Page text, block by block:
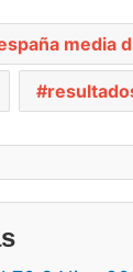
media